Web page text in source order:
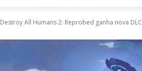
Destroy All Humans 2: Reprobed ganha nova DLC